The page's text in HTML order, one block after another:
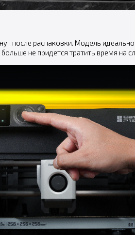
после распаковки. Модель
не придется тратить время на